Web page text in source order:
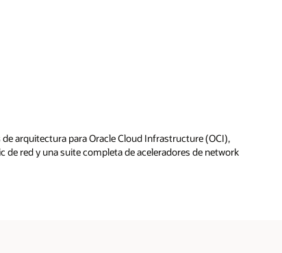
arquitectura para Oracle Cloud Infrastructure (OCI),
red y una suite completa de aceleradores de network